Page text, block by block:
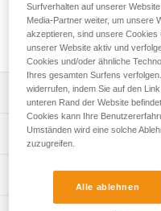
strapazierfähig. Ihre
Handling. Der STRING-
in der richtigen Position
Leistungsverzeichnis
Ausgezeichnetes
Gewichtseinsparung/
das Packmaß zu
Die ergonomische
Technische
Material: HDPE,
Zertifizierung(en): CE
Technische Informationen
Gebrauchsanleitung
Surfverhalten auf unserer
Media-Partner weiter, um unsere
akzeptieren, sind unsere Cookies
unserer Website aktiv und
Cookies und/oder ähnliche
Ihres gesamten Surfens
widerrufen, indem Sie auf den
unteren Rand der Website
Cookies kann Ihre
Umständen wird eine solche
zuzugreifen.
Alle ablehnen